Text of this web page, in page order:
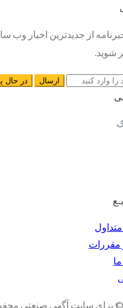
از جدیدترین اخبار وب
شوید.
مقررات
برای سایت آگهی صنعتی